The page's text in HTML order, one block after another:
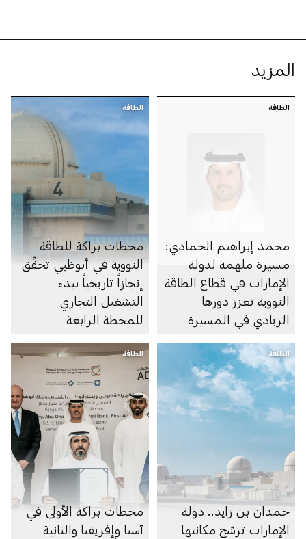
المزيد
الطاقة
محمد إبراهيم الحمادي:
مسيرة ملهمة لدولة
الإمارات في قطاع الطاقة
النووية تعزز دورها
الريادي في المسيرة
المناخي
الطاقة
محطات براكة للطاقة
النووية في أبوظبي تحقِّق
إنجازاً تاريخياً ببدء
التشغيل التجاري
للمحطة الرابعة
الطاقة
حمدان بن زايد.. دولة
الإمارات ترسِّخ مكانتها
الطاقة
محطات براكة الأولى في
آسيا وإفريقيا والثانية